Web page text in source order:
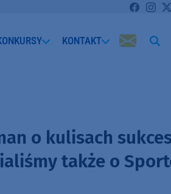
KONTAKT
o kulisach
także o